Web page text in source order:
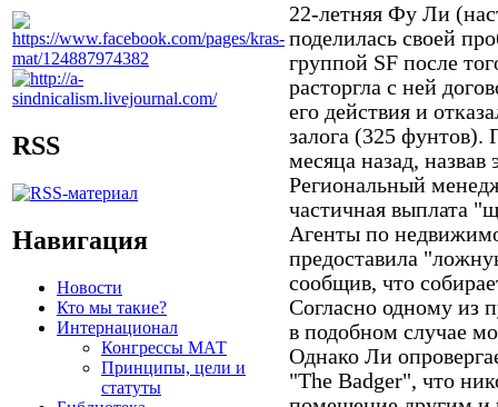
RSS
Навигация
Новости
Кто мы такие?
Интернационал
Конгрессы МАТ
Принципы, цели и
статуты
22-летняя Фу Ли
поделилась своей
группой SF после
расторгла с ней
его действия и
залога (325
месяца назад,
Региональный
частичная выплата
Агенты по
предоставила
сообщив, что
Согласно одному из
в подобном случае
Однако Ли
"The Badger", что